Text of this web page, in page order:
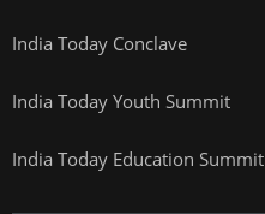
India Today Conclave
India Today Youth Summit
India Today Education Summit